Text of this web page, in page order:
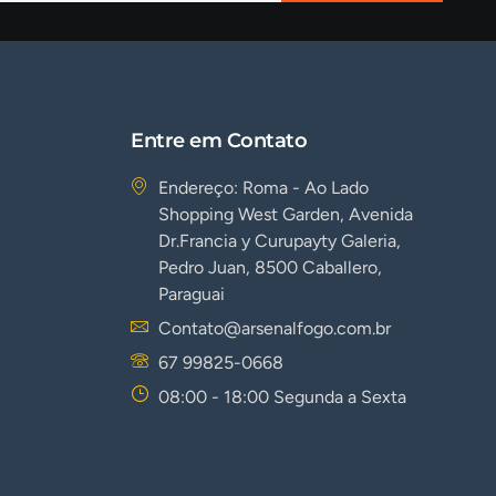
Entre em Contato
Endereço: Roma - Ao Lado
Shopping West Garden, Avenida
Dr.Francia y Curupayty Galeria,
Pedro Juan, 8500 Caballero,
Paraguai
Contato@arsenalfogo.com.br
67 99825-0668
08:00 - 18:00 Segunda a Sexta